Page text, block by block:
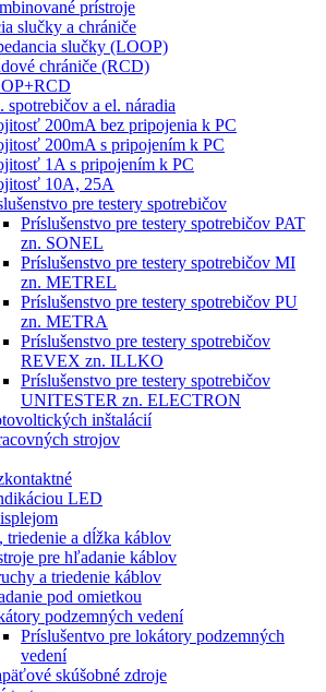
prístroje
slučky a chrániče
slučky (LOOP)
chrániče (RCD)
spotrebičov a el. náradia
200mA bez pripojenia k PC
200mA s pripojením k PC
1A s pripojením k PC
10A, 25A
pre testery spotrebičov
Príslušenstvo pre testery spotrebičov PAT
zn. SONEL
Príslušenstvo pre testery spotrebičov MI
zn. METREL
Príslušenstvo pre testery spotrebičov PU
zn. METRA
Príslušenstvo pre testery spotrebičov
REVEX zn. ILLKO
Príslušenstvo pre testery spotrebičov
UNITESTER zn. ELECTRON
inštalácií
strojov
LED
triedenie a dĺžka káblov
pre hľadanie káblov
a triedenie káblov
pod omietkou
podzemných vedení
Príslušentvo pre lokátory podzemných
vedení
skúšobné zdroje